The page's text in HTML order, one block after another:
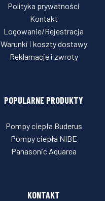
Polityka prywatności
Kontakt
Logowanie/Rejestracja
Warunki i koszty dostawy
Reklamacje i zwroty
POPULARNE PRODUKTY
Pompy ciepła Buderus
Pompy ciepła NIBE
Panasonic Aquarea
KONTAKT